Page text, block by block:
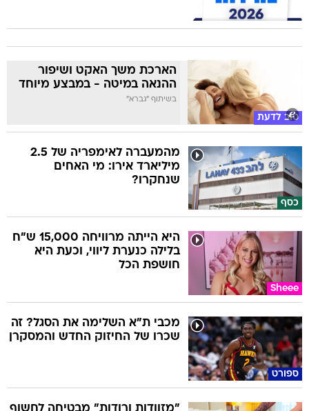
טוב לדעת
הארכת משך האקט ושיפור
ההנאה במיטה - במבצע מיוחד
בשיתוף "גברא"
כסף
מהמעברה לאימפריה של 2.5
מיליארד אירו: מי האחים
שנחקרו?
Sheee
היא הייתה מרוויחה 15,000 ש"ח
בלילה כנערת ליווי, וכעת היא
חושפת הכל
ספורט
מכבי ת"א השלימה את הסגל? זה
שכרו של החיזוק החדש והמסקרן
"מזוודות ורודות" מבטיחה לחשוף